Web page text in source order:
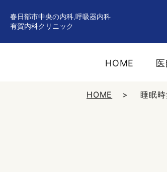
春日部市中央の内科,呼吸器内科
有賀内科クリニック
HOME
HOME 睡眠時